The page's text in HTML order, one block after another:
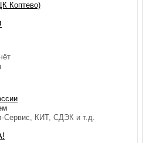
Коптево)
Сервис, КИТ, СДЭК и т.д.